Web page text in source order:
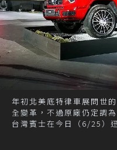
年初北美底特律車展問世
全變革，不過原廠仍定調
台灣賓士在今日（6/25）